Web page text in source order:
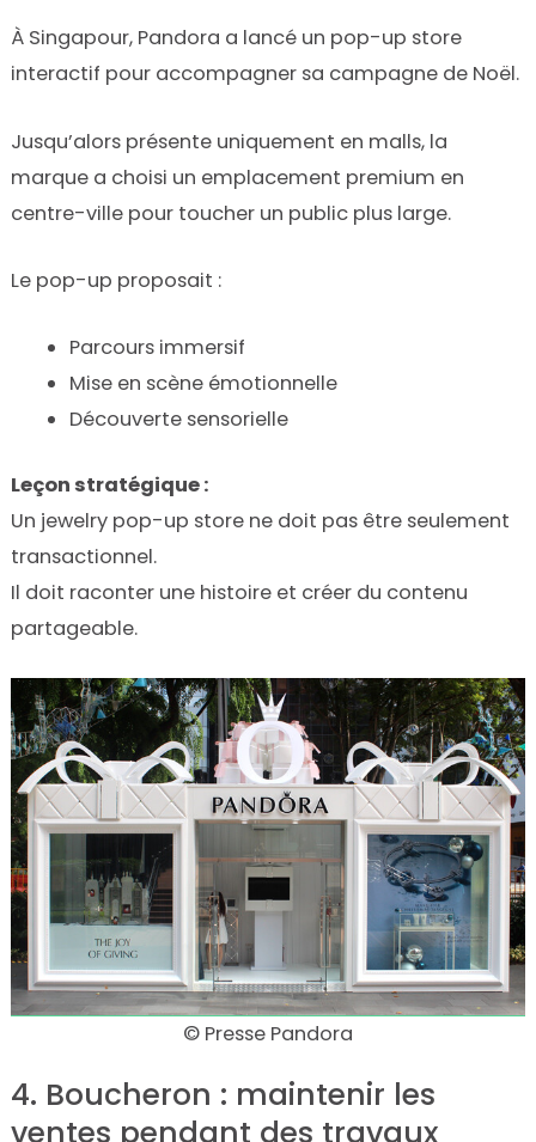
À Singapour, Pandora a lancé un pop-up store
interactif pour accompagner sa campagne de Noël.
Jusqu’alors présente uniquement en malls, la
marque a choisi un emplacement premium en
centre-ville pour toucher un public plus large.
Le pop-up proposait :
Parcours immersif
Mise en scène émotionnelle
Découverte sensorielle
Leçon stratégique :
Un jewelry pop-up store ne doit pas être seulement
transactionnel.
Il doit raconter une histoire et créer du contenu
partageable.
© Presse Pandora
4. Boucheron : maintenir les
ventes pendant des travaux